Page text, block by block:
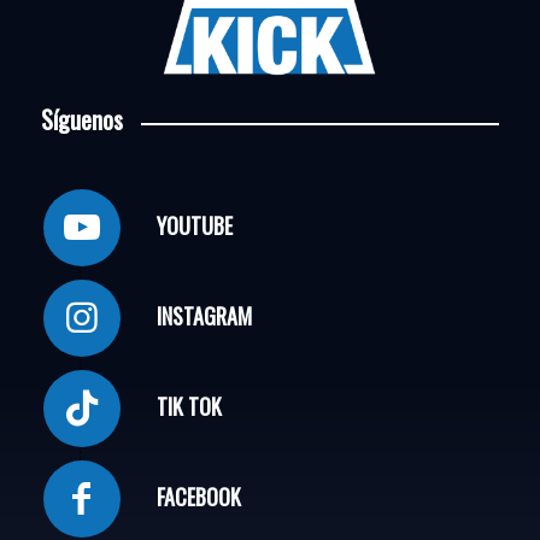
Síguenos
YOUTUBE
INSTAGRAM
TIK TOK
FACEBOOK